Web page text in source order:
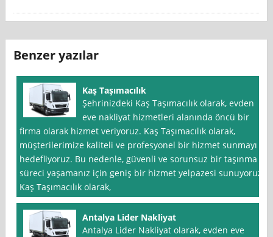
Benzer yazılar
Kaş Taşımacılık
Şehrinizdeki Kaş Taşımacılık olarak, evden
eve nakliyat hizmetleri alanında öncü bir
firma olarak hizmet veriyoruz. Kaş Taşımacılık olarak,
müşterilerimize kaliteli ve profesyonel bir hizmet sunmayı
hedefliyoruz. Bu nedenle, güvenli ve sorunsuz bir taşınma
süreci yaşamanız için geniş bir hizmet yelpazesi sunuyoruz.
Kaş Taşımacılık olarak,
Antalya Lider Nakliyat
Antalya Lider Nakliyat olarak, evden eve